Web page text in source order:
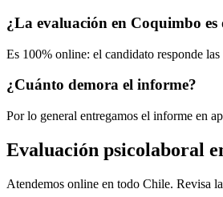
¿La evaluación en Coquimbo es
Es 100% online: el candidato responde
¿Cuánto demora el informe?
Por lo general entregamos el informe en
Evaluación psicolaboral
Atendemos online en todo Chile. Revisa